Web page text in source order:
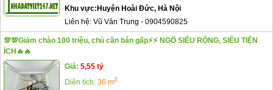
Khu vực: Huyện Hoài Đức, Hà Nội
Liên hệ: Vũ Văn Trung - 0904590825
💯💯Giảm chào 100 triệu, chủ cần bán gấp⚡️⚡️ NGÕ SIÊU RỘNG, SIÊU TIỆN
ÍCH🔥🔥
Giá: 5,55 tỷ
Diện tích: 36 m2